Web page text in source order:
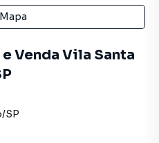
Mapa
Venda Vila Santa
/SP